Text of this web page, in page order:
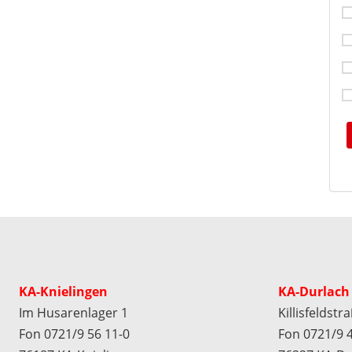
KA-Knielingen
Im Husarenlager 1
Fon 0721/9 56 11-0
KA-Durlach
Fon 0721/9